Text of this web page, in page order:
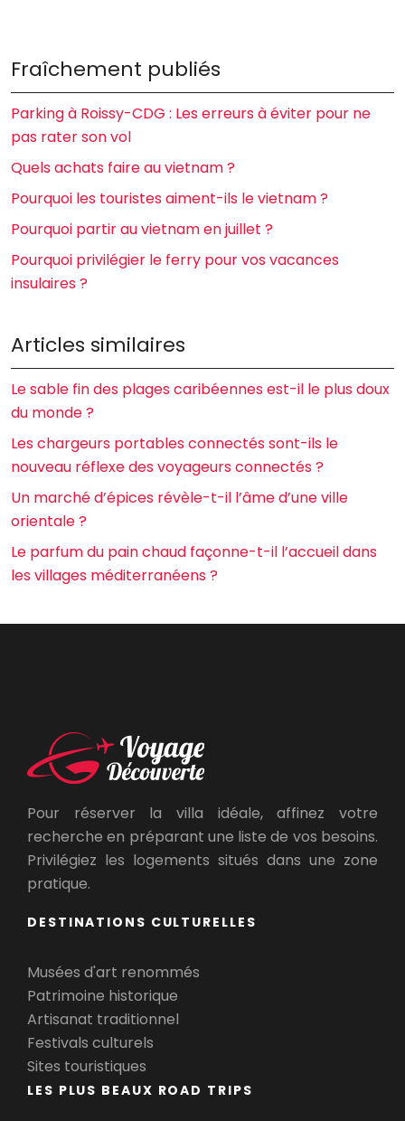
Fraîchement publiés
Parking à Roissy-CDG : Les erreurs à éviter pour ne
pas rater son vol
Quels achats faire au vietnam ?
Pourquoi les touristes aiment-ils le vietnam ?
Pourquoi partir au vietnam en juillet ?
Pourquoi privilégier le ferry pour vos vacances
insulaires ?
Articles similaires
Le sable fin des plages caribéennes est-il le plus doux
du monde ?
Les chargeurs portables connectés sont-ils le
nouveau réflexe des voyageurs connectés ?
Un marché d’épices révèle-t-il l’âme d’une ville
orientale ?
Le parfum du pain chaud façonne-t-il l’accueil dans
les villages méditerranéens ?
Pour réserver la villa idéale, affinez votre
recherche en préparant une liste de vos besoins.
Privilégiez les logements situés dans une zone
pratique.
DESTINATIONS CULTURELLES
Musées d'art renommés
Patrimoine historique
Artisanat traditionnel
Festivals culturels
Sites touristiques
LES PLUS BEAUX ROAD TRIPS